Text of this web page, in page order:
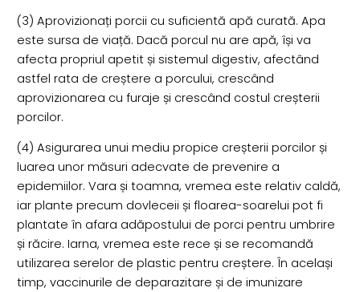
(3) Aprovizionați porcii cu suficientă apă curată. Apa
este sursa de viață. Dacă porcul nu are apă, își va
afecta propriul apetit și sistemul digestiv, afectând
astfel rata de creștere a porcului, crescând
aprovizionarea cu furaje și crescând costul creșterii
porcilor.
(4) Asigurarea unui mediu propice creșterii porcilor și
luarea unor măsuri adecvate de prevenire a
epidemiilor. Vara și toamna, vremea este relativ caldă,
iar plante precum dovleceii și floarea-soarelui pot fi
plantate în afara adăpostului de porci pentru umbrire
și răcire. Iarna, vremea este rece și se recomandă
utilizarea serelor de plastic pentru creștere. În același
timp, vaccinurile de deparazitare și de imunizare